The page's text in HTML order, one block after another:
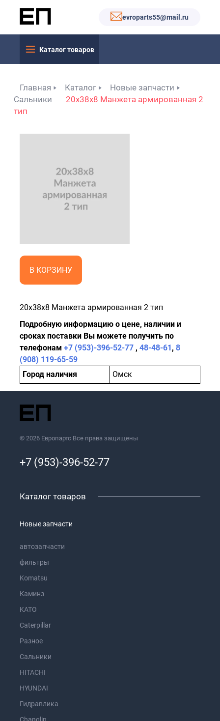
evroparts55@mail.ru
Каталог товаров
Главная Каталог
Новые запчасти
Сальники
20x38x8 Манжета армированная 2
тип
В КОРЗИНУ
20x38x8 Манжета армированная 2 тип
Подробную информацию о цене, наличии и
сроках поставки Вы можете получить по
телефонам +7 (953)-396-52-77 , 48-48-61, 8
(908) 119-65-59
Город наличия
Омск
© 2026 Европартс Все права защищены
+7 (953)-396-52-77
Каталог товаров
Новые запчасти
автозапчасти
фильтры
Komatsu
Каминз
KATO
Caterpillar
Разное
Сальники
HITACHI
HYUNDAI
Гидравлика